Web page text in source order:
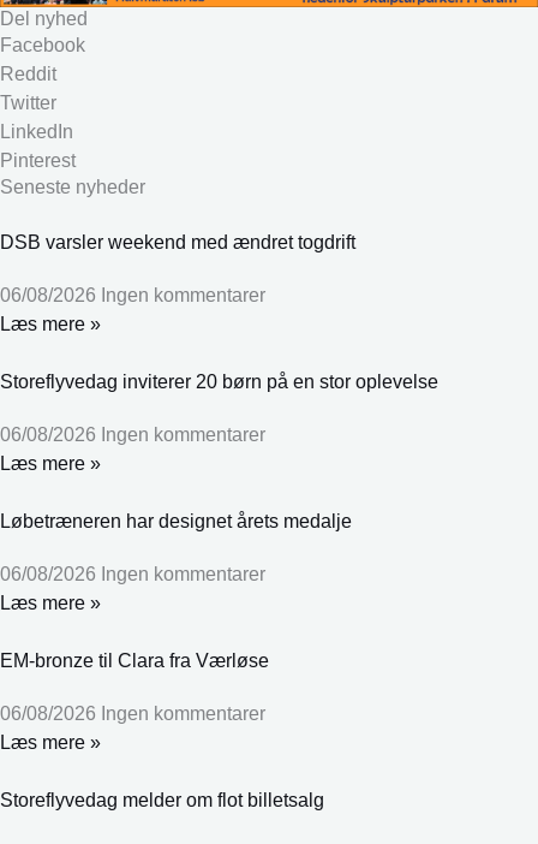
Del nyhed
Facebook
Reddit
Twitter
LinkedIn
Pinterest
Seneste nyheder
DSB varsler weekend med ændret togdrift
06/08/2026 Ingen kommentarer
Læs mere »
Storeflyvedag inviterer 20 børn på en stor oplevelse
06/08/2026 Ingen kommentarer
Læs mere »
Løbetræneren har designet årets medalje
06/08/2026 Ingen kommentarer
Læs mere »
EM-bronze til Clara fra Værløse
06/08/2026 Ingen kommentarer
Læs mere »
Storeflyvedag melder om flot billetsalg